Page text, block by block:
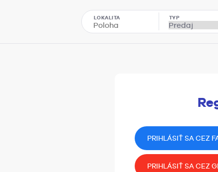
LOKALITA TYP
PRIHLÁSIŤ SA CEZ
PRIHLÁSIŤ SA CEZ